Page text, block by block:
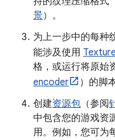
景）。
为上一步中的每种
能涉及使用
格，或运行将原始
encoder
）的脚本
创建资源包 （参阅
中包含您的游戏资
用。例如，您可为